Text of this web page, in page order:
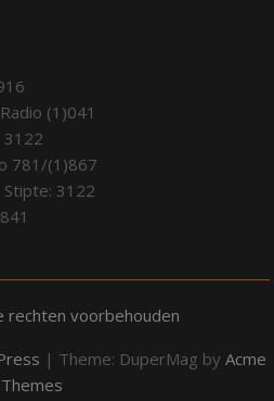
(1)041
3122
781/(1)867
Stipte: 3122
rechten voorbehouden
| Theme: DuperMag by Acme
Themes